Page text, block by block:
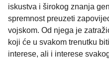
iskustva i širokog znanja
spremnost preuzeti
vojskom. Od njega je
koji će u svakom trenutku
interese, ali i interese